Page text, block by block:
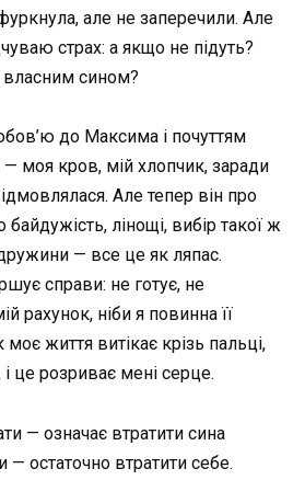
але не заперечили. Але
страх: а якщо не підуть?
сином?
до Максима і почуттям
— моя кров, мій хлопчик, заради
Але тепер він про
лінощі, вибір такої ж
— все це як ляпас.
справи: не готує, не
рахунок, ніби я повинна її
життя витікає крізь пальці,
і це розриває мені серце.
— означає втратити сина
остаточно втратити себе.